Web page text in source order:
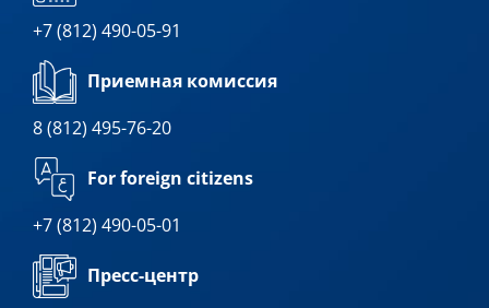
+7 (812) 490-05-91
Приемная комиссия
8 (812) 495-76-20
For foreign citizens
+7 (812) 490-05-01
Пресс-центр